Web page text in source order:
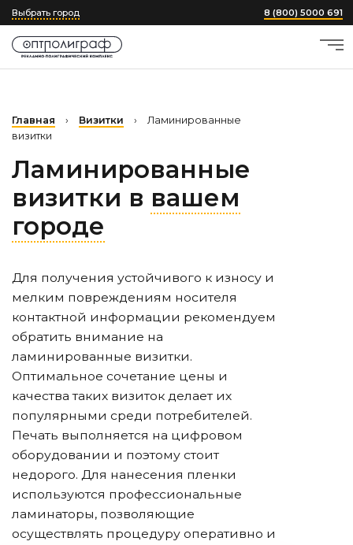
Выбрать город 8 (800) 5000 691
Главная › Визитки ›
Ламинированные
визитки
Ламинированные
визитки в вашем
городе
Для получения устойчивого к износу и
мелким повреждениям носителя
контактной информации рекомендуем
обратить внимание на
ламинированные визитки.
Оптимальное сочетание цены и
качества таких визиток делает их
популярными среди потребителей.
Печать выполняется на цифровом
оборудовании и поэтому стоит
недорого. Для нанесения пленки
используются профессиональные
ламинаторы, позволяющие
осуществлять процедуру оперативно и